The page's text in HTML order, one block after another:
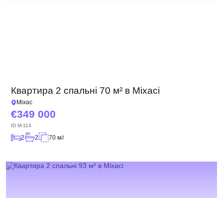
Квартира 2 спальні 70 м² в Міхасі
Міхас
349 000
ID M-114
2 2 70 м2